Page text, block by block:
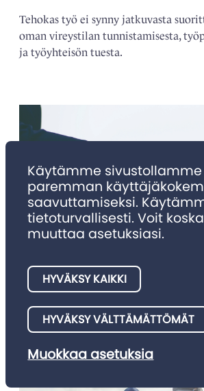
Tehokas työ ei synny jatkuvasta
oman vireystilan tunnistamisesta,
ja työyhteisön tuesta.
Nimitykset 4/2025
Julkaisemme tällä palstalla
ilmoittamia nimitysuutisia.
Käytämme
paremman
saavuttamiseksi.
tietoturvallisesti. Voit
muuttaa asetuksiasi.
HYVÄKSY VÄLTTÄMÄTTÖMÄT
HYVÄKSY KAIKKI
Muokkaa asetuksia